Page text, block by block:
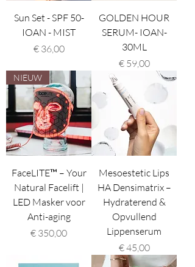
Sun Set - SPF 50-
IOAN - MIST
Prijs
€ 36,00
GOLDEN HOUR
SERUM- IOAN-
30ML
Prijs
€ 59,00
NIEUW
FaceLITE™ – Your
Natural Facelift |
LED Masker voor
Anti-aging
Prijs
€ 350,00
Mesoestetic Lips
HA Densimatrix –
Hydraterend &
Opvullend
Lippenserum
Prijs
€ 45,00